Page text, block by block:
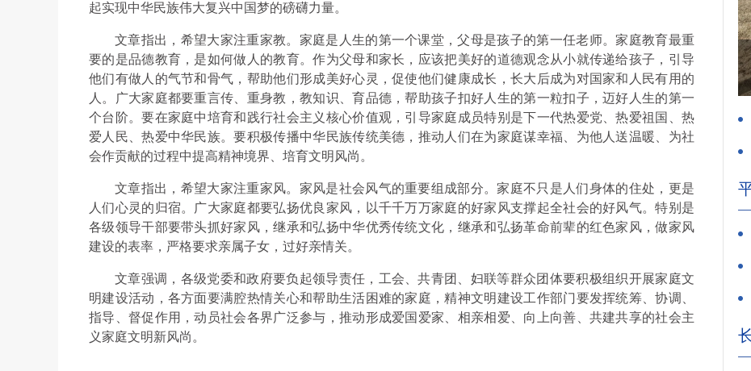
起实现中华民族伟大复兴中国梦的磅礴力量。
文章指出，希望大家注重家教。家庭是人生的第一个课堂，父母是孩子的第一任老师。家庭教育最重
要的是品德教育，是如何做人的教育。作为父母和家长，应该把美好的道德观念从小就传递给孩子，引导
他们有做人的气节和骨气，帮助他们形成美好心灵，促使他们健康成长，长大后成为对国家和人民有用的
人。广大家庭都要重言传、重身教，教知识、育品德，帮助孩子扣好人生的第一粒扣子，迈好人生的第一
个台阶。要在家庭中培育和践行社会主义核心价值观，引导家庭成员特别是下一代热爱党、热爱祖国、热
爱人民、热爱中华民族。要积极传播中华民族传统美德，推动人们在为家庭谋幸福、为他人送温暖、为社
会作贡献的过程中提高精神境界、培育文明风尚。
文章指出，希望大家注重家风。家风是社会风气的重要组成部分。家庭不只是人们身体的住处，更是
人们心灵的归宿。广大家庭都要弘扬优良家风，以千千万万家庭的好家风支撑起全社会的好风气。特别是
各级领导干部要带头抓好家风，继承和弘扬中华优秀传统文化，继承和弘扬革命前辈的红色家风，做家风
建设的表率，严格要求亲属子女，过好亲情关。
文章强调，各级党委和政府要负起领导责任，工会、共青团、妇联等群众团体要积极组织开展家庭文
明建设活动，各方面要满腔热情关心和帮助生活困难的家庭，精神文明建设工作部门要发挥统筹、协调、
指导、督促作用，动员社会各界广泛参与，推动形成爱国爱家、相亲相爱、向上向善、共建共享的社会主
义家庭文明新风尚。